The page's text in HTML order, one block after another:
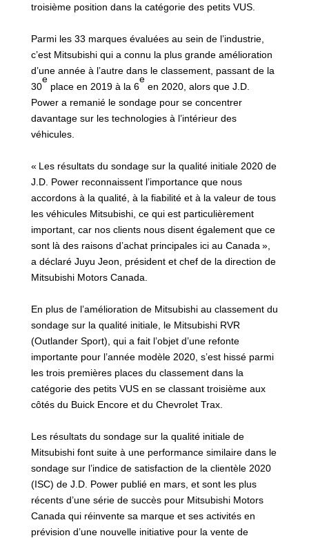
troisième position dans la catégorie des petits VUS.
Parmi les 33 marques évaluées au sein de l’industrie,
c’est Mitsubishi qui a connu la plus grande amélioration
d’une année à l’autre dans le classement, passant de la
30
e
place en 2019 à la 6
e
en 2020, alors que J.D.
Power a remanié le sondage pour se concentrer
davantage sur les technologies à l’intérieur des
véhicules.
« Les résultats du sondage sur la qualité initiale 2020 de
J.D. Power reconnaissent l’importance que nous
accordons à la qualité, à la fiabilité et à la valeur de tous
les véhicules Mitsubishi, ce qui est particulièrement
important, car nos clients nous disent également que ce
sont là des raisons d’achat principales ici au Canada »,
a déclaré Juyu Jeon, président et chef de la direction de
Mitsubishi Motors Canada.
En plus de l’amélioration de Mitsubishi au classement du
sondage sur la qualité initiale, le Mitsubishi RVR
(Outlander Sport), qui a fait l’objet d’une refonte
importante pour l’année modèle 2020, s’est hissé parmi
les trois premières places du classement dans la
catégorie des petits VUS en se classant troisième aux
côtés du Buick Encore et du Chevrolet Trax.
Les résultats du sondage sur la qualité initiale de
Mitsubishi font suite à une performance similaire dans le
sondage sur l’indice de satisfaction de la clientèle 2020
(ISC) de J.D. Power publié en mars, et sont les plus
récents d’une série de succès pour Mitsubishi Motors
Canada qui réinvente sa marque et ses activités en
prévision d’une nouvelle initiative pour la vente de